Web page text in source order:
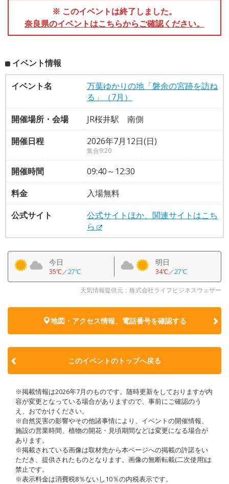
※ このイベントは終了しました。
奈良県のイベントはこちらからご確認ください。
イベント情報
イベント名
万葉ゆかりの地「磐余の宮跡を訪ね
る」（7月）
開催場所・会場
JR桜井駅 南側
開催日程
2026年7月12日(日)
集合9:20
開催時間
09:40～12:30
料金
入場無料
公式サイト
公式サイトほか、関連サイトはこち
ら
今日
35℃／27℃
明日
34℃／27℃
天気情報提供元：株式会社ライフビジネスウェザー
地図・アクセス情報、電話番号を確認する
このイベントのトップへ戻る
※掲載情報は2026年7月のものです。随時更新をしておりますが内
容が変更となっている場合がありますので、事前にご確認のう
え、おでかけください。
※自然災害の影響やその他諸事情により、イベントの開催情報、
施設の営業時間、植物の開花・見頃期間などは変更になる場合が
あります。
※掲載されている画像は取材先から本ページへの掲載の許諾をい
ただき、提供されたものとなります。画像の無断転載(二次使用)は
禁止です。
※表示料金は消費税8％ないし10％の内税表示です。